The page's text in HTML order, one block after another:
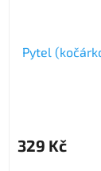
Pytel
329 Kč